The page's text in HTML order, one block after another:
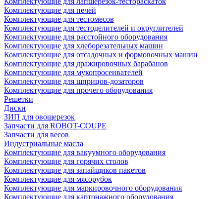
Комплектующие для печей
Комплектующие для тестомесов
Комплектующие для тестоделителей и округлителей
Комплектующие для расстойного оборудования
Комплектующие для хлеборезательных машин
Комплектующие для отсадочных и формовочных машин
Комплектующие для дражировочных барабанов
Комплектующие для мукопросеивателей
Комплектующие для шприцов-дозаторов
Комплектующие для прочего оборудования
Решетки
Диски
ЗИП для овощерезок
Запчасти для ROBOT-COUPE
Запчасти для весов
Индустриальные масла
Комплектующие для вакуумного оборудования
Комплектующие для горячих столов
Комплектующие для запайщиков пакетов
Комплектующие для мясорубок
Комплектующие для маркировочного оборудования
Комплектующие для картонажного оборудования